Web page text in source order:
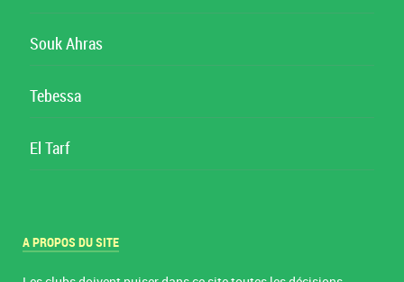
Souk Ahras
Tebessa
El Tarf
A PROPOS DU SITE